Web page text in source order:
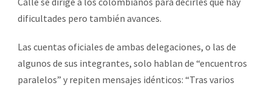
dificultades pero también avances.
Las cuentas oficiales de ambas delegaciones, o las de
algunos de sus integrantes, solo hablan de “encuentros
paralelos” y repiten mensajes idénticos: “Tras varios